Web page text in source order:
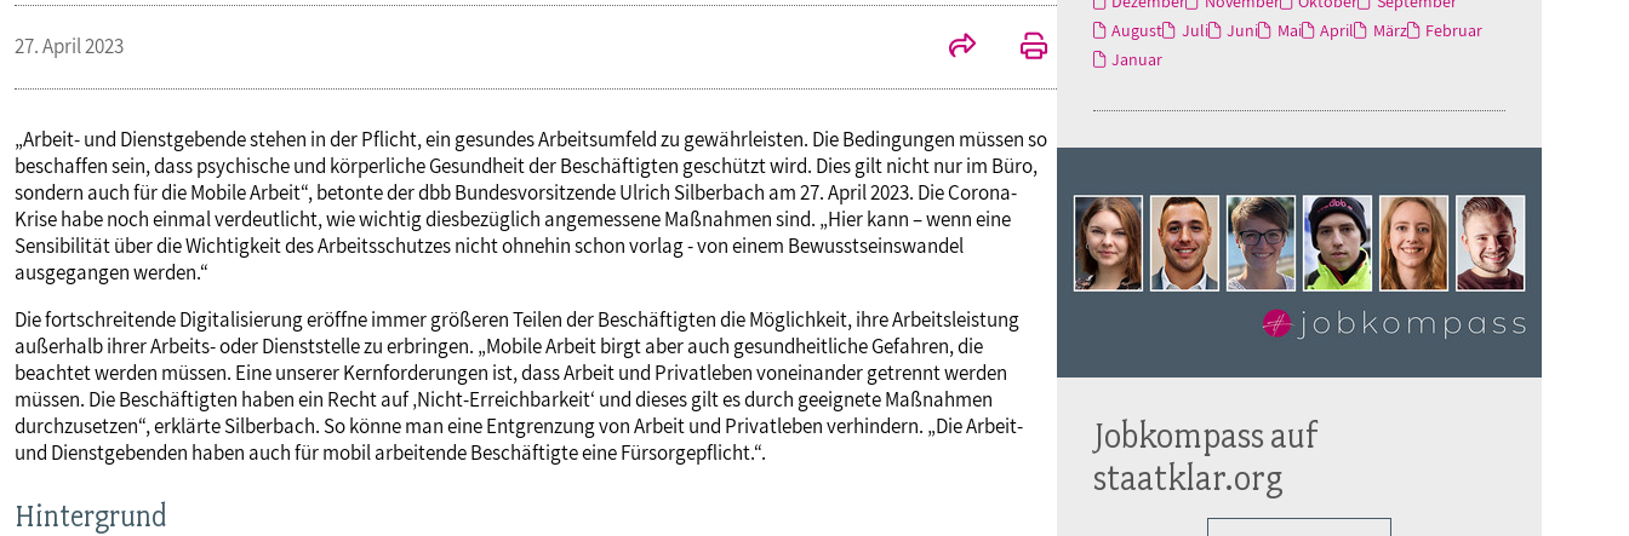
27. April 2023
„Arbeit- und Dienstgebende stehen in der Pflicht, ein gesundes Arbeitsumfeld zu gewährleisten. Die Bedingungen müssen so
beschaffen sein, dass psychische und körperliche Gesundheit der Beschäftigten geschützt wird. Dies gilt nicht nur im Büro,
sondern auch für die Mobile Arbeit“, betonte der dbb Bundesvorsitzende Ulrich Silberbach am 27. April 2023. Die Corona-
Krise habe noch einmal verdeutlicht, wie wichtig diesbezüglich angemessene Maßnahmen sind. „Hier kann – wenn eine
Sensibilität über die Wichtigkeit des Arbeitsschutzes nicht ohnehin schon vorlag - von einem Bewusstseinswandel
ausgegangen werden.“
Die fortschreitende Digitalisierung eröffne immer größeren Teilen der Beschäftigten die Möglichkeit, ihre Arbeitsleistung
außerhalb ihrer Arbeits- oder Dienststelle zu erbringen. „Mobile Arbeit birgt aber auch gesundheitliche Gefahren, die
beachtet werden müssen. Eine unserer Kernforderungen ist, dass Arbeit und Privatleben voneinander getrennt werden
müssen. Die Beschäftigten haben ein Recht auf ‚Nicht-Erreichbarkeit‘ und dieses gilt es durch geeignete Maßnahmen
durchzusetzen“, erklärte Silberbach. So könne man eine Entgrenzung von Arbeit und Privatleben verhindern. „Die Arbeit-
und Dienstgebenden haben auch für mobil arbeitende Beschäftigte eine Fürsorgepflicht.“.
Hintergrund
August
Juli Juni Mai April März
Februar
Januar
Jobkompass auf
staatklar.org